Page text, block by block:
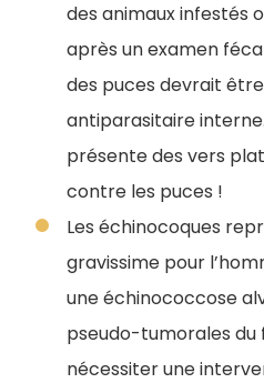
des animaux infestés
après un examen
des puces devrait
antiparasitaire
présente des vers
contre les puces !
Les échinocoques
gravissime pour
une échinococcose
pseudo-tumorales du
nécessiter une